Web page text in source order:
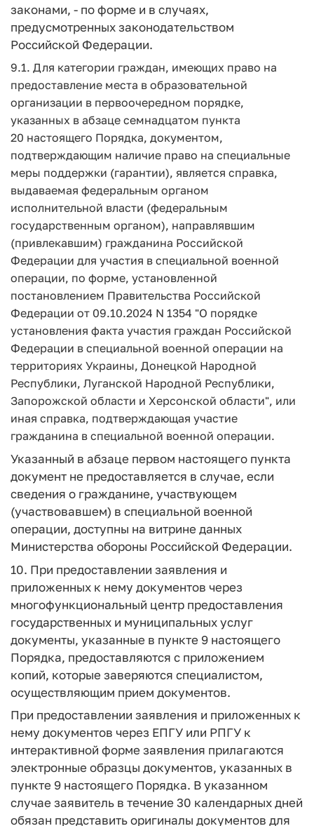
законами, - по форме и в случаях,
предусмотренных законодательством
Российской Федерации.
9.1. Для категории граждан, имеющих право на
предоставление места в образовательной
организации в первоочередном порядке,
указанных в абзаце семнадцатом пункта
20 настоящего Порядка, документом,
подтверждающим наличие право на специальные
меры поддержки (гарантии), является справка,
выдаваемая федеральным органом
исполнительной власти (федеральным
государственным органом), направлявшим
(привлекавшим) гражданина Российской
Федерации для участия в специальной военной
операции, по форме, установленной
постановлением Правительства Российской
Федерации от 09.10.2024 N 1354 "О порядке
установления факта участия граждан Российской
Федерации в специальной военной операции на
территориях Украины, Донецкой Народной
Республики, Луганской Народной Республики,
Запорожской области и Херсонской области", или
иная справка, подтверждающая участие
гражданина в специальной военной операции.
Указанный в абзаце первом настоящего пункта
документ не предоставляется в случае, если
сведения о гражданине, участвующем
(участвовавшем) в специальной военной
операции, доступны на витрине данных
Министерства обороны Российской Федерации.
10. При предоставлении заявления и
приложенных к нему документов через
многофункциональный центр предоставления
государственных и муниципальных услуг
документы, указанные в пункте 9 настоящего
Порядка, предоставляются с приложением
копий, которые заверяются специалистом,
осуществляющим прием документов.
При предоставлении заявления и приложенных к
нему документов через ЕПГУ или РПГУ к
интерактивной форме заявления прилагаются
электронные образцы документов, указанных в
пункте 9 настоящего Порядка. В указанном
случае заявитель в течение 30 календарных дней
обязан представить оригиналы документов для